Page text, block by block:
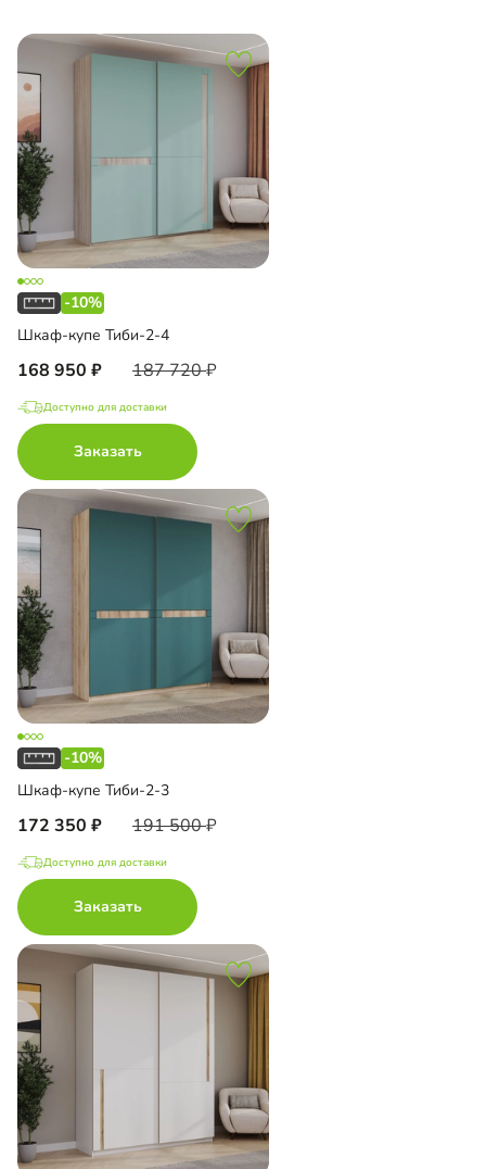
-10%
Шкаф-купе Тиби-2-4
168 950 187 720
Доступно для доставки
Заказать
-10%
Шкаф-купе Тиби-2-3
172 350 191 500
Доступно для доставки
Заказать